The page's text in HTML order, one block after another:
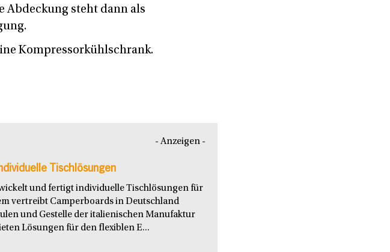
Abdeckung steht dann als
Kompressorkühlschrank.
- Anzeigen -
Tischlösungen
und fertigt individuelle Tischlösungen für
vertreibt Camperboards in Deutschland
und Gestelle der italienischen Manufaktur
Lösungen für den flexiblen E...